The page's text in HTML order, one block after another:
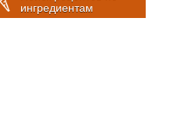
ингредиентам